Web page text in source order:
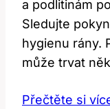
a podlitinám
Sledujte
hygienu rány.
může trvat
Přečtěte si